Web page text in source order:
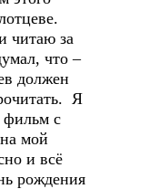
читаю за
что –
должен
Я
фильм с
мой
и всё
рождения